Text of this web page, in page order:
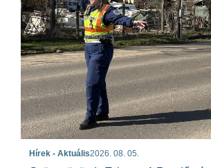
Hírek - Aktuális2026. 08. 05.